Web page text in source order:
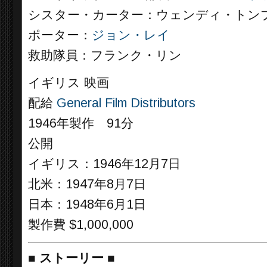
シスター・カーター：ウェンディ・トン
ポーター： ジョン・レイ
救助隊員：フランク・リン
イギリス 映画
配給 General Film Distributors
1946年製作 91分
公開
イギリス：1946年12月7日
北米：1947年8月7日
日本：1948年6月1日
製作費 $1,000,000
■ ストーリー ■